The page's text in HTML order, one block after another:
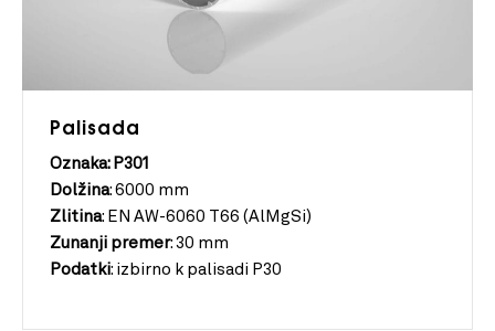
Palisada
Oznaka: P301
Dolžina: 6000 mm
Zlitina: EN AW-6060 T66 (AlMgSi)
Zunanji premer: 30 mm
Podatki: izbirno k palisadi P30